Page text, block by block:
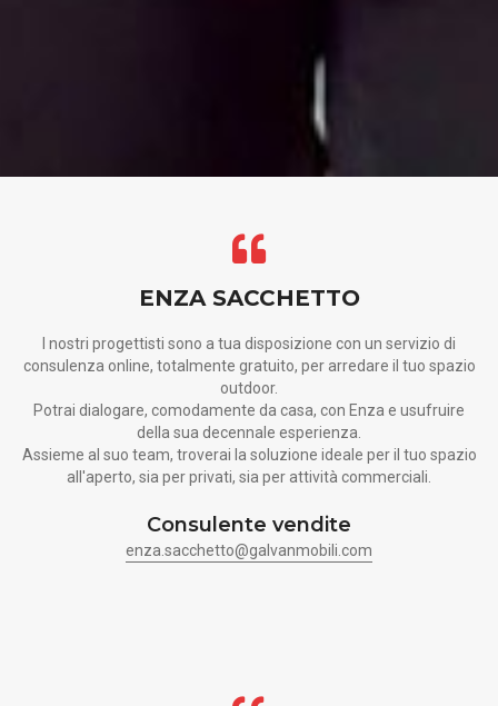
ENZA SACCHETTO
I nostri progettisti sono a tua disposizione con un servizio di
consulenza online, totalmente gratuito, per arredare il tuo spazio
outdoor.
Potrai dialogare, comodamente da casa, con Enza e usufruire
della sua decennale esperienza.
Assieme al suo team, troverai la soluzione ideale per il tuo spazio
all'aperto, sia per privati, sia per attività commerciali.
Consulente vendite
enza.sacchetto@galvanmobili.com